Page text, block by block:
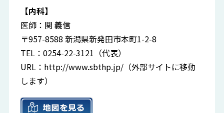
【内科】
医師：関 義信
〒957-8588 新潟県新発田市本町1-2-8
TEL：0254-22-3121（代表）
URL： http://www.sbthp.jp/ （外部サイトに移動
します）